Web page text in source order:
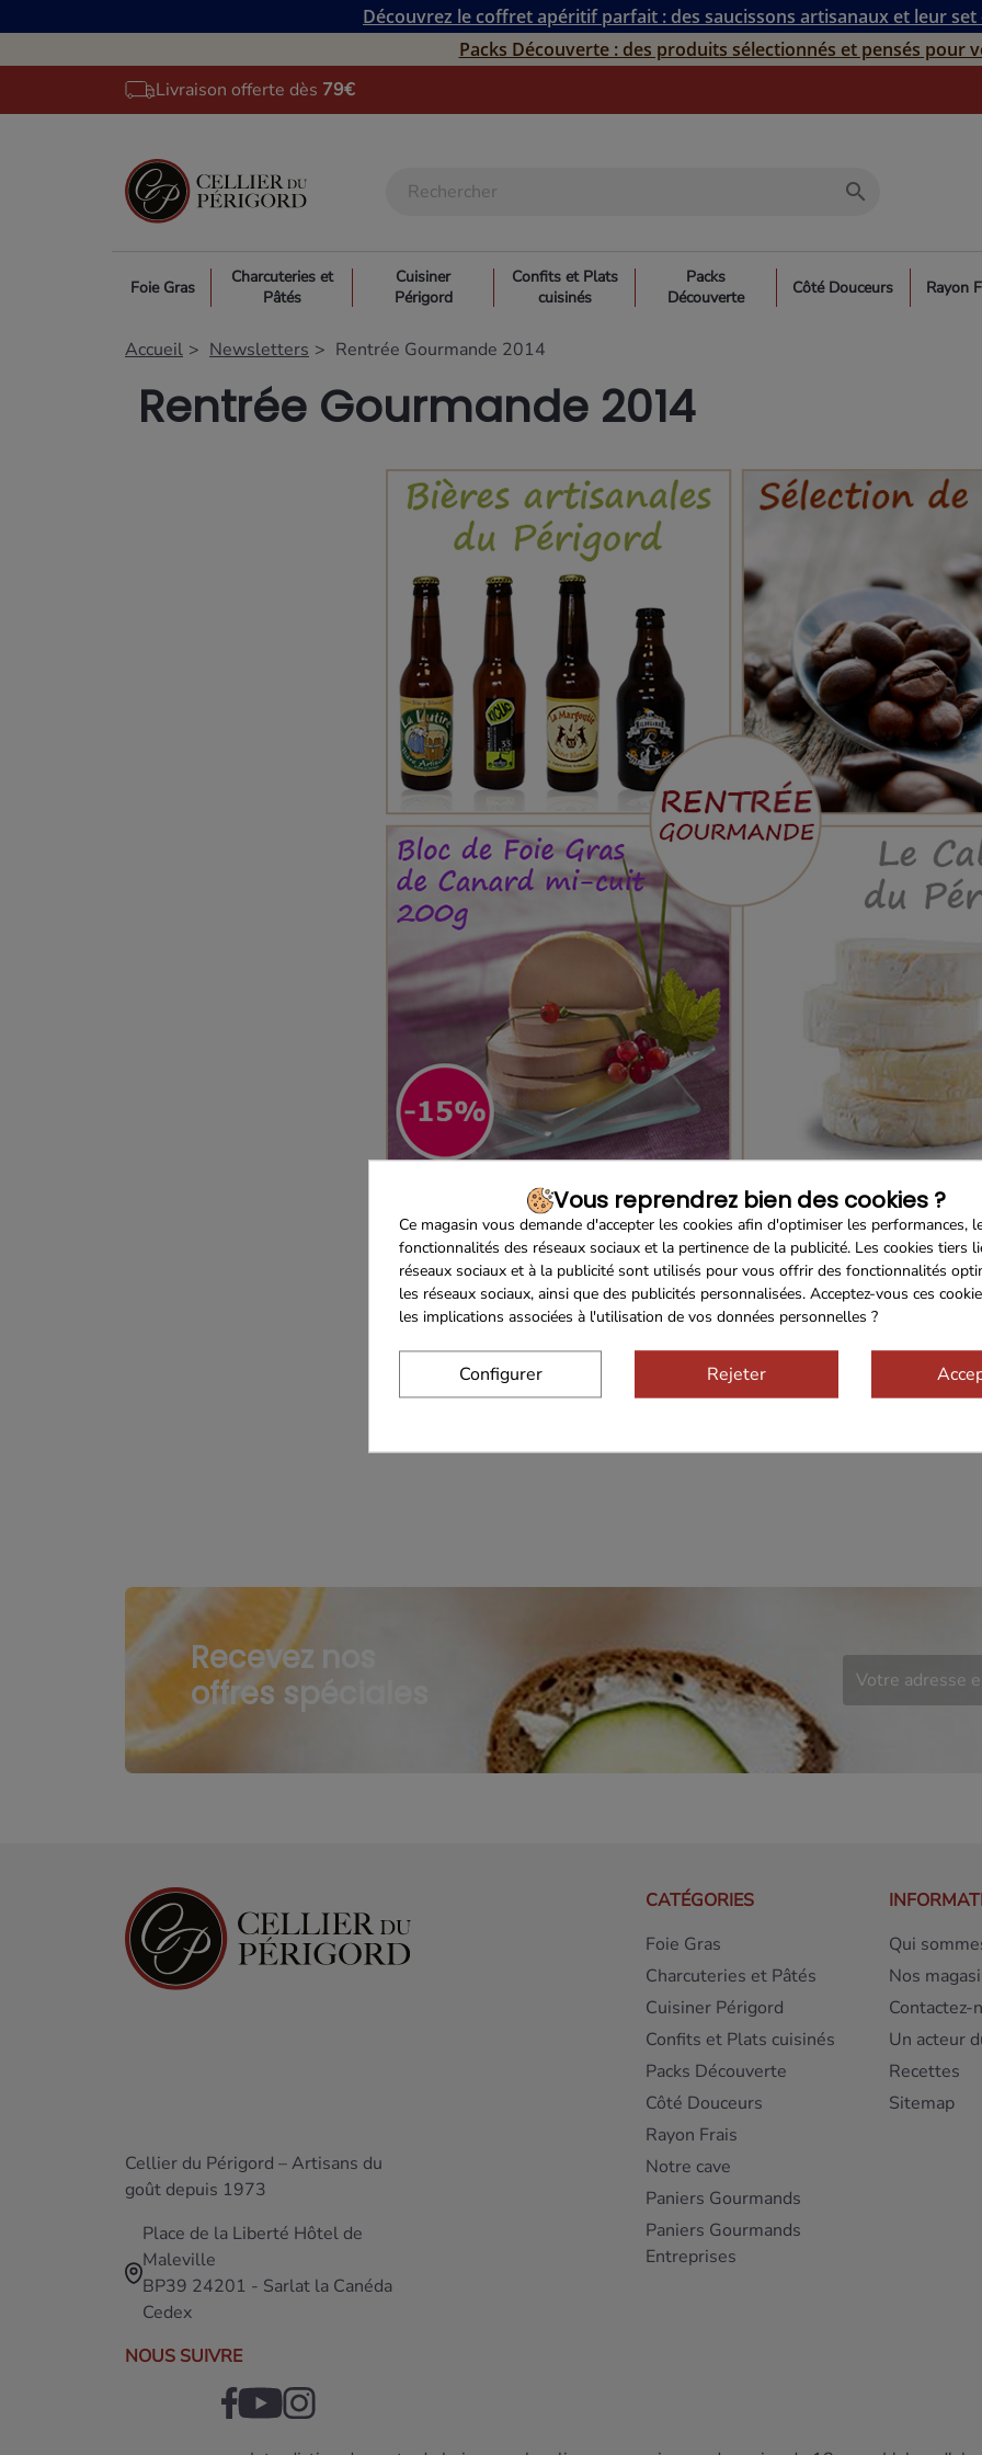
Découvrez le coffret apéritif parfait : des saucissons artisanaux et leur
Packs Découverte : des produits sélectionnés et pensés pour
Livraison offerte dès 79€
search
Foie Gras
Charcuteries et
Pâtés
Cuisiner
Périgord
Confits et Plats
cuisinés
Packs
Découverte
Côté Douceurs Rayon
Accueil Newsletters Rentrée Gourmande 2014
Rentrée Gourmande 2014
Pour cette rentrée, nous avons choisi de vous faire passer un petit moment aux airs de
sélection de bières artisanales du Périgord.
Des micro-brasseries qui n'ont rien à envier aux grandes lorsque l'on découvre leurs
savoureuses les unes que les autres. Et pour le partager, quoi de mieux qu'un petit plateau
locaux au goût si caractéristique de notre belle région.
Pour ceux qui ont déjà repris le travail, notre gamme de cafés torrifiés par la brulerie
l'énergie pour bien démarrer la journée.
Recevez nos
offres spéciales
Cellier du Périgord – Artisans du
goût depuis 1973
Place de la Liberté Hôtel de
Maleville
BP39 24201 - Sarlat la Canéda
Cedex
NOUS SUIVRE
CATÉGORIES
Foie Gras
Charcuteries et Pâtés
Cuisiner Périgord
Confits et Plats cuisinés
Packs Découverte
Côté Douceurs
Rayon Frais
Notre cave
Paniers Gourmands
Paniers Gourmands
Entreprises
Qui
Nos
Contactez-
Un acteur
Recettes
Sitemap
Vous reprendrez bien des cookies ?
Ce magasin vous demande d'accepter les cookies afin d'optimiser les performances,
fonctionnalités des réseaux sociaux et la pertinence de la publicité. Les cookies tiers
réseaux sociaux et à la publicité sont utilisés pour vous offrir des fonctionnalités
les réseaux sociaux, ainsi que des publicités personnalisées. Acceptez-vous ces
les implications associées à l'utilisation de vos données personnelles ?
Configurer Rejeter